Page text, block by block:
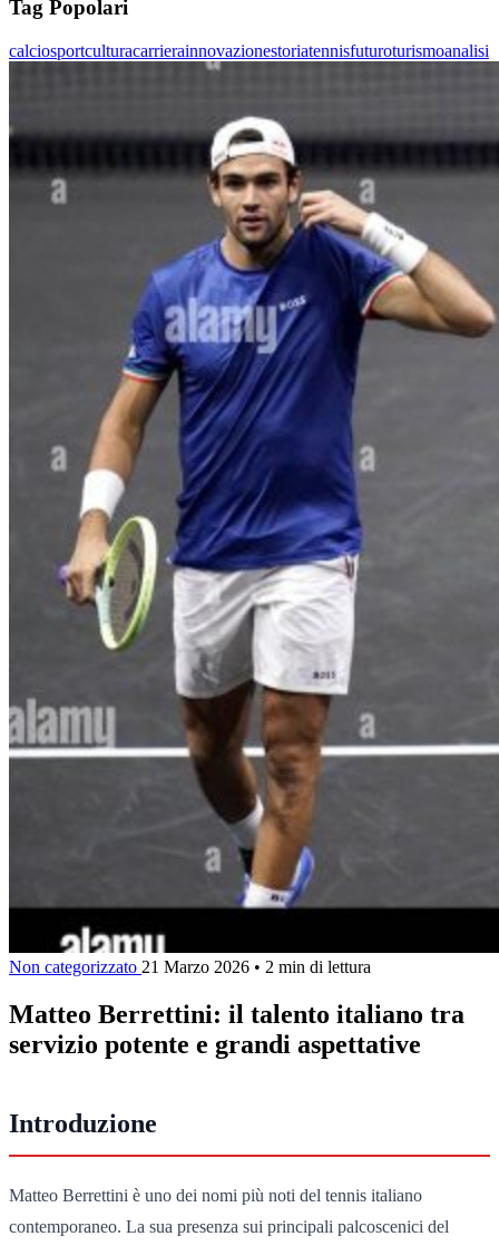
Tag Popolari
calciosportculturacarrierainnovazionestoriatennisfuturoturismoanalisi
Non categorizzato 21 Marzo 2026 • 2 min di lettura
Matteo Berrettini: il talento italiano tra
servizio potente e grandi aspettative
Introduzione
Matteo Berrettini è uno dei nomi più noti del tennis italiano
contemporaneo. La sua presenza sui principali palcoscenici del